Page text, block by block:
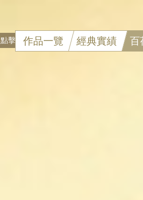
點擊可看大圖
作品一覽 經典實績 百